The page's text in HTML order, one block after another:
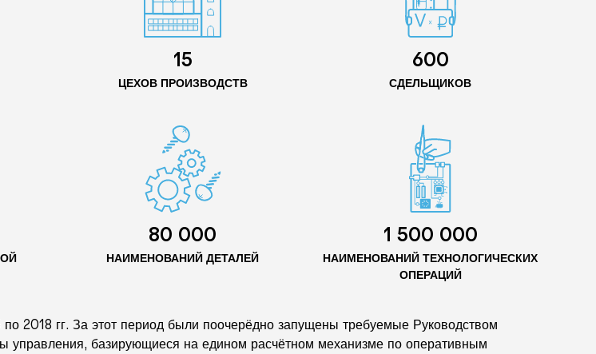
15
ЦЕХОВ ПРОИЗВОДСТВ
600
СДЕЛЬЩИКОВ
80 000
НАИМЕНОВАНИЙ ДЕТАЛЕЙ
1 500 000
НАИМЕНОВАНИЙ ТЕХНОЛОГИЧЕСКИХ
ОПЕРАЦИЙ
по 2018 гг. За этот период были поочерёдно запущены требуемые Руководством
управления, базирующиеся на едином расчётном механизме по оперативным